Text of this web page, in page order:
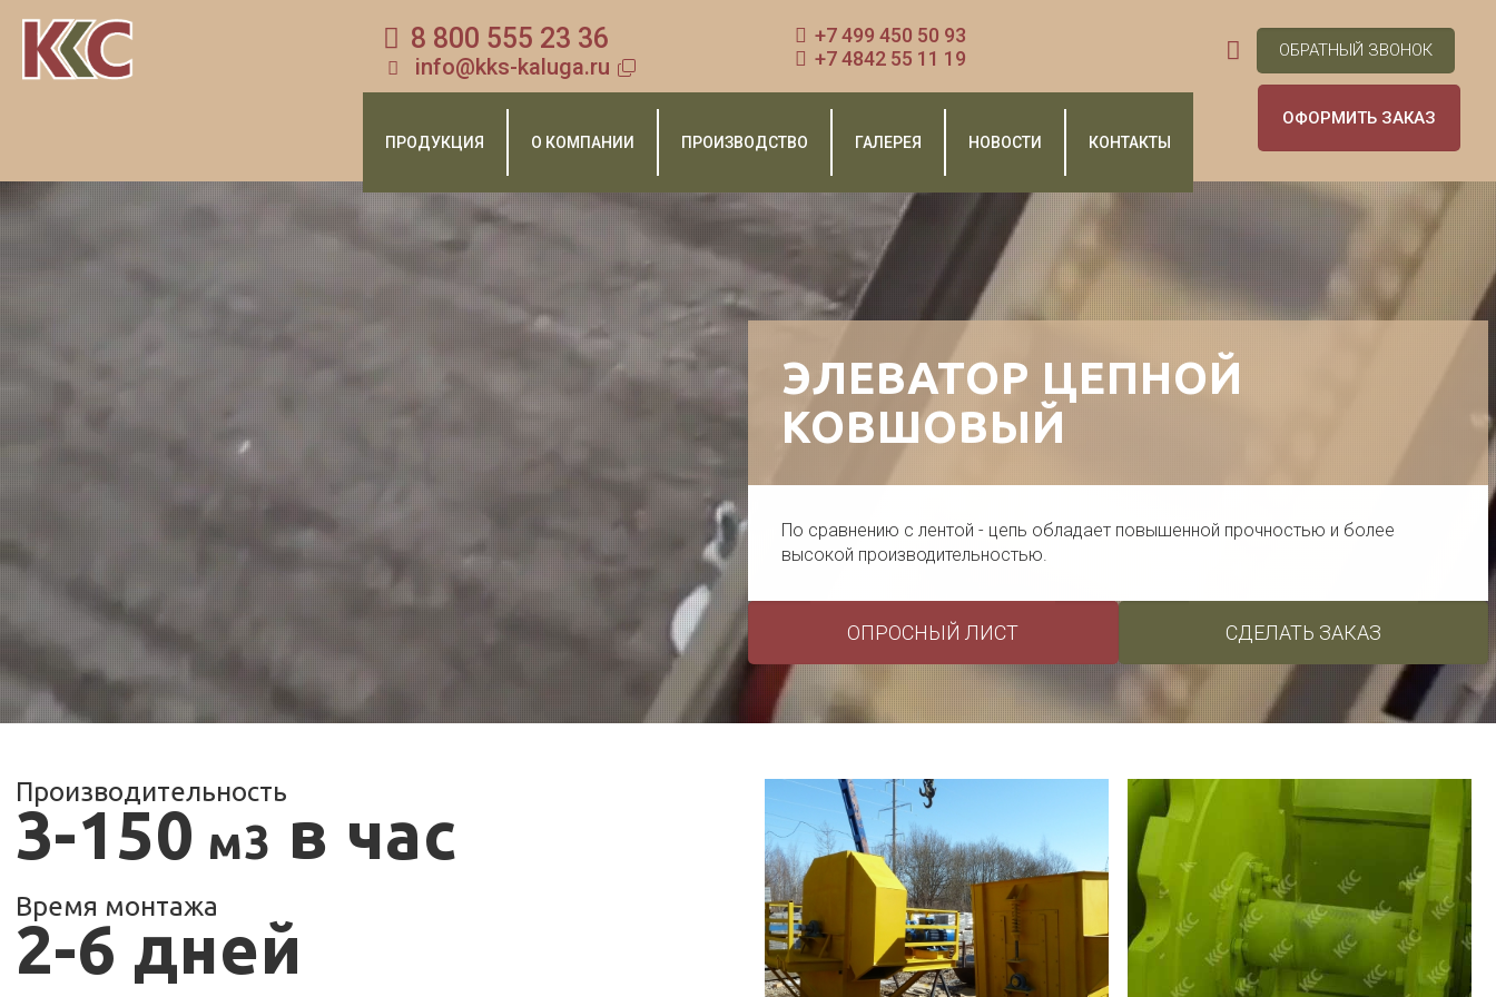
8 800 555 23 36
info@kks-kaluga.ru
+7 499 450 50 93
+7 4842 55 11 19
ПРОДУКЦИЯ О КОМПАНИИ ПРОИЗВОДСТВО ГАЛЕРЕЯ НОВОСТИ КОНТАКТЫ
ОБРАТНЫЙ ЗВОНОК
ОФОРМИТЬ ЗАКАЗ
ЭЛЕВАТОР ЦЕПНОЙ
КОВШОВЫЙ
По сравнению с лентой - цепь обладает повышенной прочностью и более
высокой производительностью.
ОПРОСНЫЙ ЛИСТ СДЕЛАТЬ ЗАКАЗ
Производительность
3-150 м3 в час
Время монтажа
2-6 дней